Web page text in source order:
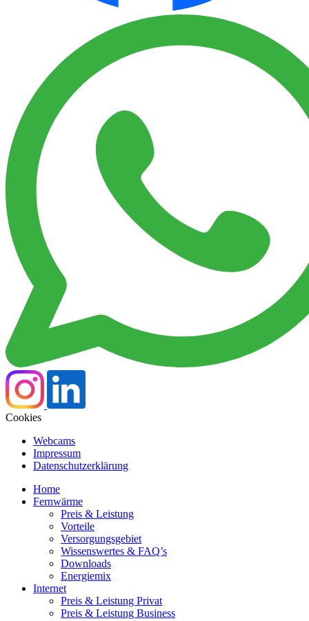
Cookies
Webcams
Impressum
Datenschutzerklärung
Home
Fernwärme
Preis & Leistung
Vorteile
Versorgungsgebiet
Wissenswertes & FAQ’s
Downloads
Energiemix
Internet
Preis & Leistung Privat
Preis & Leistung Business